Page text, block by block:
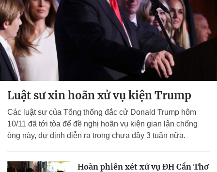
Luật sư xin hoãn xử vụ kiện Trump
Các luật sư của Tổng thống đắc cử Donald Trump hôm
10/11 đã tới tòa để đề nghị hoãn vụ kiện gian lận chống
ông này, dự định diễn ra trong chưa đầy 3 tuần nữa.
Hoãn phiên xét xử vụ ĐH Cần Thơ